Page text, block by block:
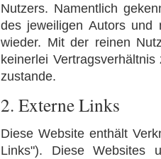
Nutzers. Namentlich
des jeweiligen Autors und
wieder. Mit der reinen
keinerlei
zustande.
2. Externe Links
Diese Website enthält
Links"). Diese Websites